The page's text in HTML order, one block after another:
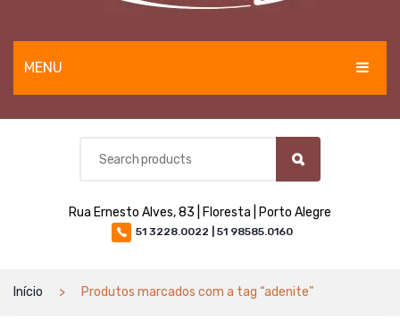
MENU
EQUINOS
BOVINOS E OVINOS
MATERIAIS E EQUIPAMENTOS
Rua Ernesto Alves, 83 | Floresta | Porto Alegre
51 3228.0022 | 51 98585.0160
Início Produtos marcados com a tag “adenite”